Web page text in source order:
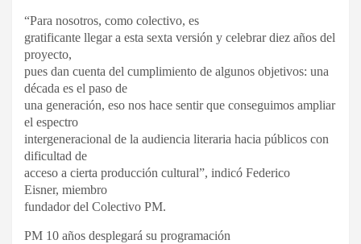
“Para nosotros, como colectivo, es
gratificante llegar a esta sexta versión y celebrar diez años del
proyecto,
pues dan cuenta del cumplimiento de algunos objetivos: una
década es el paso de
una generación, eso nos hace sentir que conseguimos ampliar
el espectro
intergeneracional de la audiencia literaria hacia públicos con
dificultad de
acceso a cierta producción cultural”, indicó Federico
Eisner, miembro
fundador del Colectivo PM.
PM 10 años desplegará su programación